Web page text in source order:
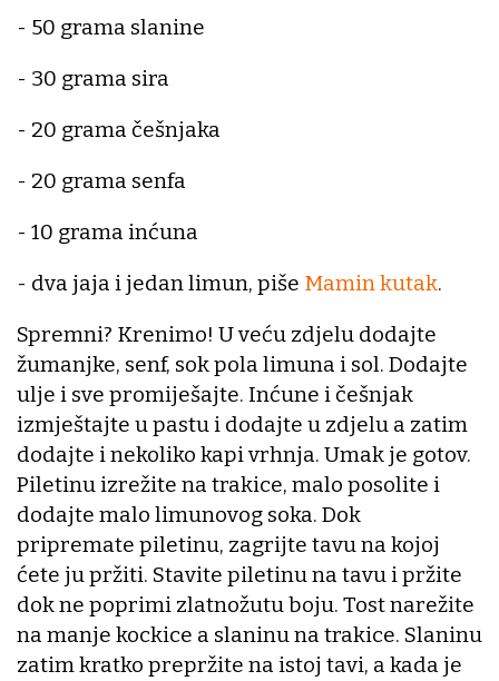
- 50 grama slanine
- 30 grama sira
- 20 grama češnjaka
- 20 grama senfa
- 10 grama inćuna
- dva jaja i jedan limun, piše Mamin kutak.
Spremni? Krenimo! U veću zdjelu dodajte
žumanjke, senf, sok pola limuna i sol. Dodajte
ulje i sve promiješajte. Inćune i češnjak
izmještajte u pastu i dodajte u zdjelu a zatim
dodajte i nekoliko kapi vrhnja. Umak je gotov.
Piletinu izrežite na trakice, malo posolite i
dodajte malo limunovog soka. Dok
pripremate piletinu, zagrijte tavu na kojoj
ćete ju pržiti. Stavite piletinu na tavu i pržite
dok ne poprimi zlatnožutu boju. Tost narežite
na manje kockice a slaninu na trakice. Slaninu
zatim kratko prepržite na istoj tavi, a kada je